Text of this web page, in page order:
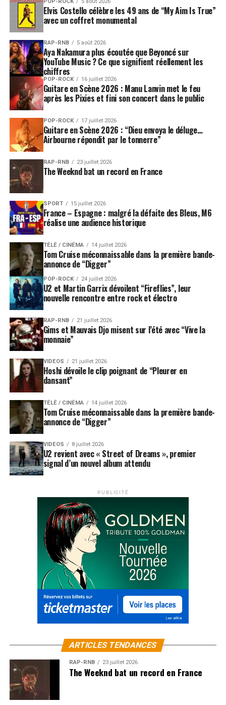
Elvis Costello célèbre les 49 ans de “My Aim Is True”
avec un coffret monumental
RAP-RNB 5 août 2026
Aya Nakamura plus écoutée que Beyoncé sur
YouTube Music ? Ce que signifient réellement les
chiffres
POP-ROCK 16 juillet 2026
Guitare en Scène 2026 : Manu Lanvin met le feu
après les Pixies et fini son concert dans le public
POP-ROCK 17 juillet 2026
Guitare en Scène 2026 : “Dieu envoya le déluge…
Airbourne répondit par le tonnerre”
RAP-RNB 23 juillet 2026
The Weeknd bat un record en France
SPORT 15 juillet 2026
France – Espagne : malgré la défaite des Bleus, M6
réalise une audience historique
TÉLÉ / CINÉMA 14 juillet 2026
Tom Cruise méconnaissable dans la première bande-
annonce de “Digger”
POP-ROCK 24 juillet 2026
U2 et Martin Garrix dévoilent “Fireflies”, leur
nouvelle rencontre entre rock et électro
RAP-RNB 21 juillet 2026
Gims et Mauvais Djo misent sur l’été avec “Vive la
monnaie”
VIDEOS 21 juillet 2026
Hoshi dévoile le clip poignant de “Pleurer en
dansant”
TÉLÉ / CINÉMA 14 juillet 2026
Tom Cruise méconnaissable dans la première bande-
annonce de “Digger”
VIDEOS 8 juillet 2026
U2 revient avec « Street of Dreams », premier
signal d’un nouvel album attendu
PUBLICITÉ
ARTICLES TENDANCES
RAP-RNB 23 juillet 2026
The Weeknd bat un record en France